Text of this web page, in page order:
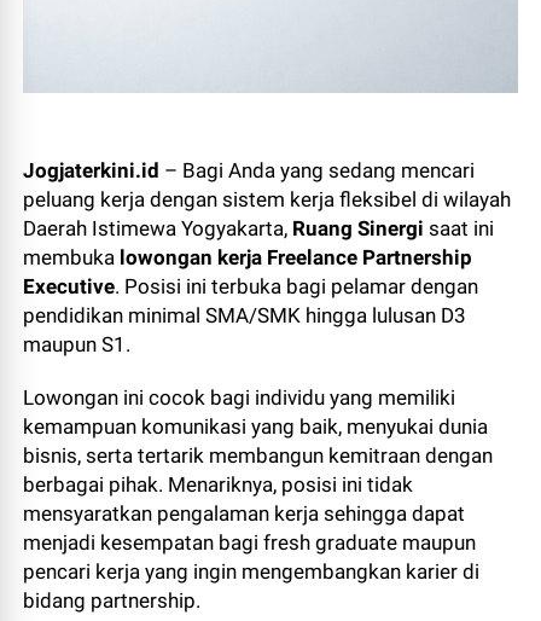
Jogjaterkini.id – Bagi Anda yang sedang mencari
peluang kerja dengan sistem kerja fleksibel di wilayah
Daerah Istimewa Yogyakarta, Ruang Sinergi saat ini
membuka lowongan kerja Freelance Partnership
Executive. Posisi ini terbuka bagi pelamar dengan
pendidikan minimal SMA/SMK hingga lulusan D3
maupun S1.
Lowongan ini cocok bagi individu yang memiliki
kemampuan komunikasi yang baik, menyukai dunia
bisnis, serta tertarik membangun kemitraan dengan
berbagai pihak. Menariknya, posisi ini tidak
mensyaratkan pengalaman kerja sehingga dapat
menjadi kesempatan bagi fresh graduate maupun
pencari kerja yang ingin mengembangkan karier di
bidang partnership.